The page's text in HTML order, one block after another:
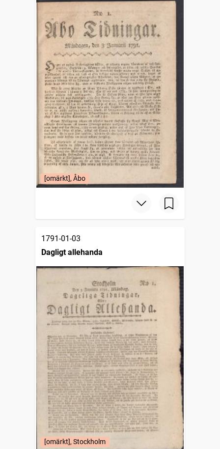
[omärkt], Åbo
1791-01-03
Dagligt allehanda
[omärkt], Stockholm